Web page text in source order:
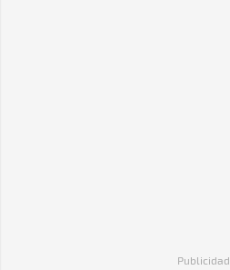
Publicidad